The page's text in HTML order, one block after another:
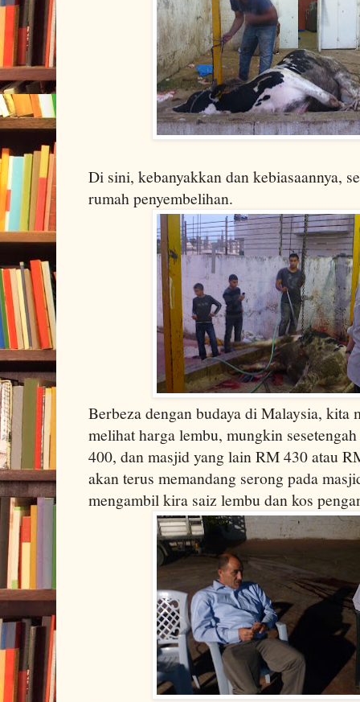
Di sini, kebanyakkan dan kebiasaannya,
rumah penyembelihan.
Berbeza dengan budaya di Malaysia, kita
melihat harga lembu, mungkin
400, dan masjid yang lain RM 430 atau
akan terus memandang serong pada
mengambil kira saiz lembu dan kos